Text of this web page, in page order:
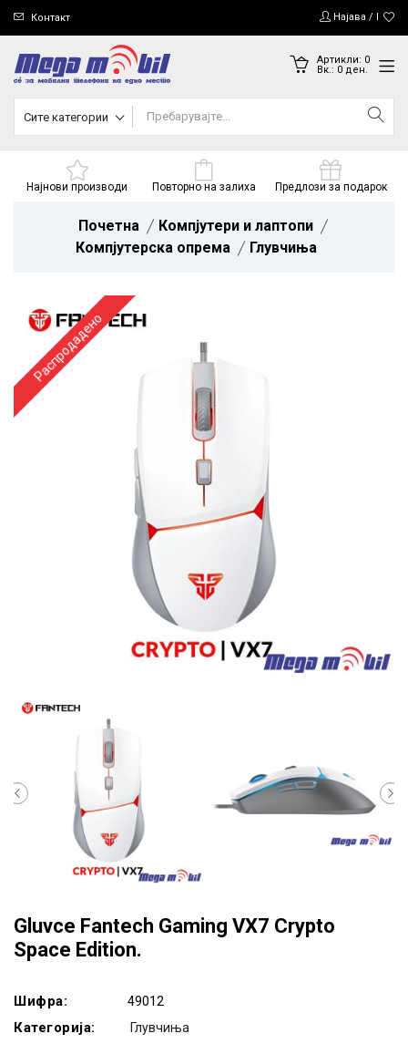
Контакт Најава /
Артикли: 0
Вк.: 0ден.
Сите категории
Најнови производи Повторно на залиха Предлози за подарок
Почетна
Компјутери и лаптопи
Компјутерска опрема
Глувчиња
Распродадено
Gluvce Fantech Gaming VX7 Crypto
Space Edition.
Шифра: 49012
Категорија: Глувчиња